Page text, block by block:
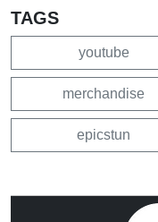
TAGS
youtube
merchandise
epicstun